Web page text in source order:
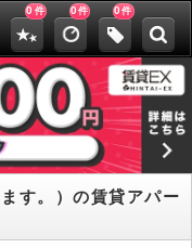
0 件 0件 0件
す。）の賃貸アパー